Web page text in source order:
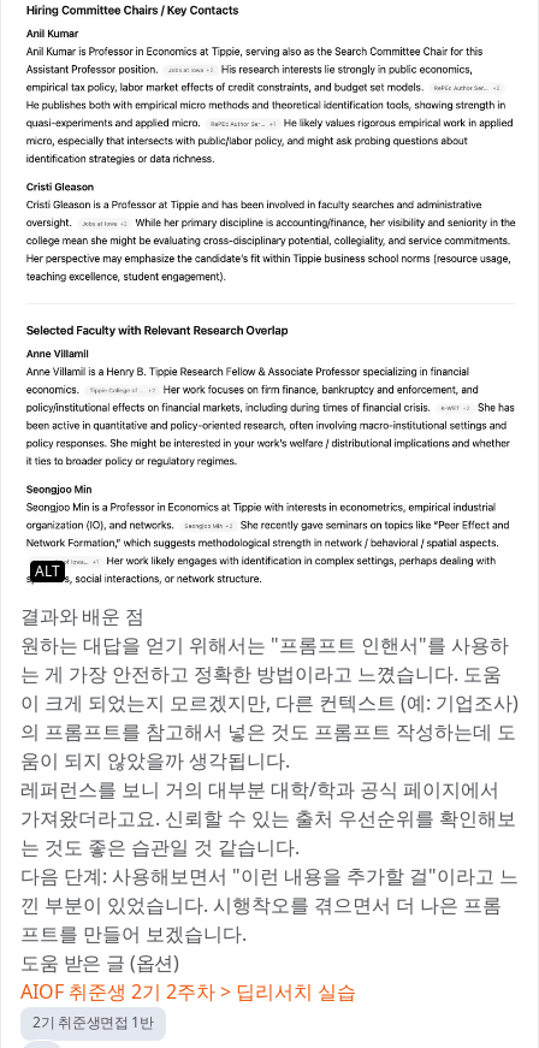
ALT
결과와 배운 점
원하는 대답을 얻기 위해서는 "프롬프트 인핸서"를 사용하
는 게 가장 안전하고 정확한 방법이라고 느꼈습니다. 도움
이 크게 되었는지 모르겠지만, 다른 컨텍스트 (예: 기업조사)
의 프롬프트를 참고해서 넣은 것도 프롬프트 작성하는데 도
움이 되지 않았을까 생각됩니다.
레퍼런스를 보니 거의 대부분 대학/학과 공식 페이지에서
가져왔더라고요. 신뢰할 수 있는 출처 우선순위를 확인해보
는 것도 좋은 습관일 것 같습니다.
다음 단계: 사용해보면서 "이런 내용을 추가할 걸"이라고 느
낀 부분이 있었습니다. 시행착오를 겪으면서 더 나은 프롬
프트를 만들어 보겠습니다.
도움 받은 글 (옵션)
AIOF 취준생 2기 2주차 > 딥리서치 실습
2기 취준생면접 1반